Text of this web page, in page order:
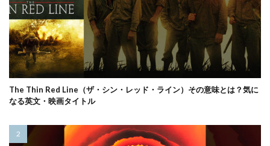
The Thin Red Line（ザ・シン・レッド・ライン）その意味とは？気に
なる英文・映画タイトル